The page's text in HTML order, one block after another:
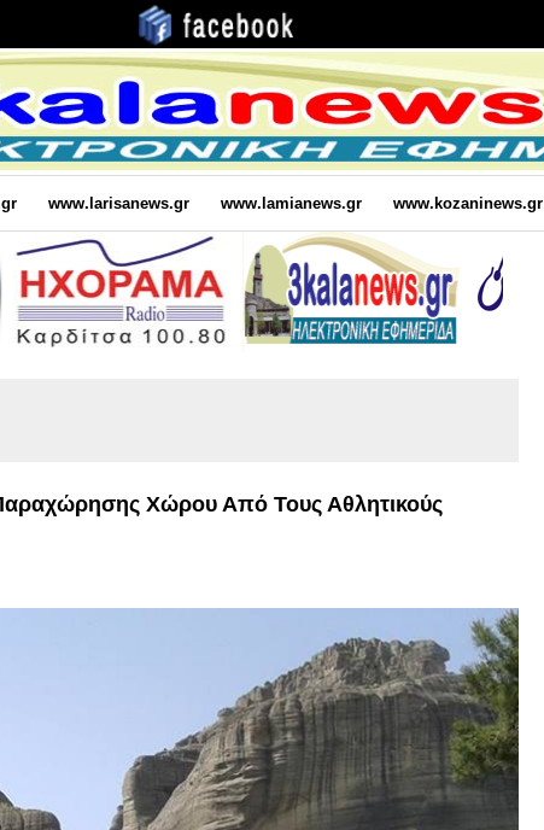
www.larisanews.gr www.lamianews.gr www.kozaninews.gr
Παραχώρησης Χώρου Από Τους Αθλητικούς